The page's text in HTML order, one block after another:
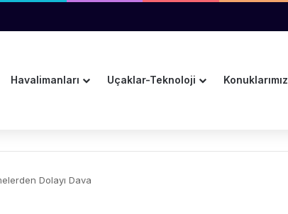
Pulkovo Havalimanı’ndan Tanıtım Desteği
Havalimanları Uçaklar-Teknoloji Konuklarımız
Dolayı Dava